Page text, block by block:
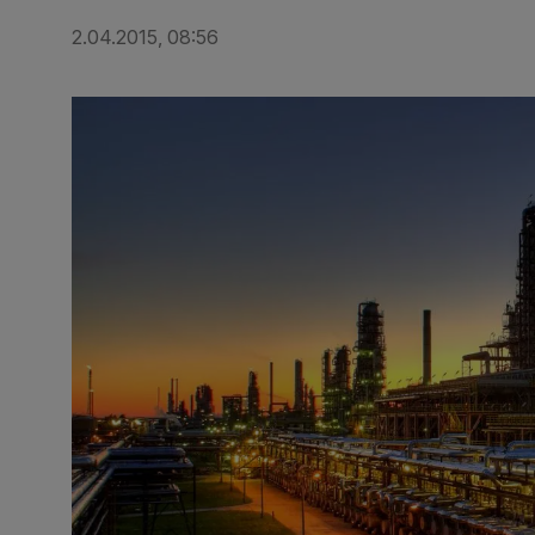
2.04.2015, 08:56